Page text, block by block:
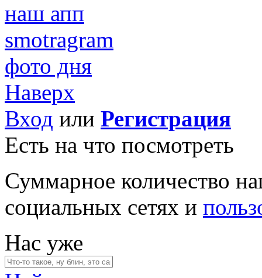
наш апп
smotragram
фото дня
Наверх
Вход или Регистрация
Есть на что посмотреть
Суммарное количество
социальных сетях и
Нас уже